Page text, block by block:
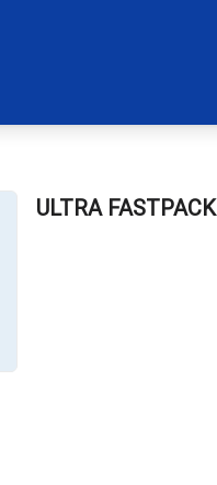
کفش طبیعت گردی زنانه نورث فیس مدل ULTRA FASTPACK